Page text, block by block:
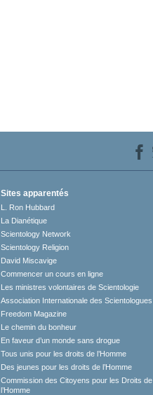
Sites apparentés
L. Ron Hubbard
La Dianétique
Scientology Network
Scientology Religion
David Miscavige
Commencer un cours en ligne
Les ministres volontaires de Scientologie
Association Internationale des Scientologues
Freedom Magazine
Le chemin du bonheur
En faveur d’un monde sans drogue
Tous unis pour les droits de l’Homme
Des jeunes pour les droits de l’Homme
Commission des Citoyens pour les Droits de
l’Homme